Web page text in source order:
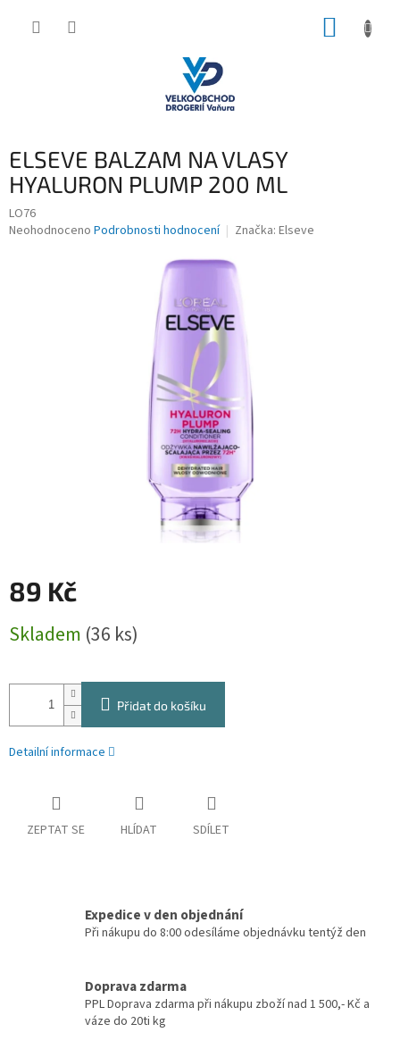
ELSEVE BALZAM NA VLASY
HYALURON PLUMP 200 ML
LO76
Průměrné
Neohodnoceno Podrobnosti hodnocení Značka: Elseve
89 Kč
cena:
Skladem (36 ks)
Přidat do košíku
Detailní informace
ZEPTAT SE HLÍDAT SDÍLET
Expedice v den objednání
Při nákupu do 8:00 odesíláme objednávku tentýž den
Doprava zdarma
PPL Doprava zdarma při nákupu zboží nad 1 500,- Kč a
váze do 20ti kg